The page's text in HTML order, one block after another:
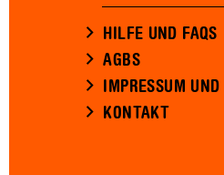
HILFE UND FAQS
AGBS
IMPRESSUM
KONTAKT